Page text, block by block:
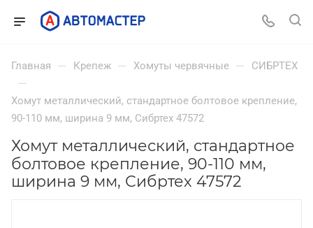
Главная — Крепеж — Хомуты червячные — СИБРТЕХ
—
Хомут металлический, стандартное болтовое крепление,
90-110 мм, ширина 9 мм, Сибртех 47572
Хомут металлический, стандартное
болтовое крепление, 90-110 мм,
ширина 9 мм, Сибртех 47572